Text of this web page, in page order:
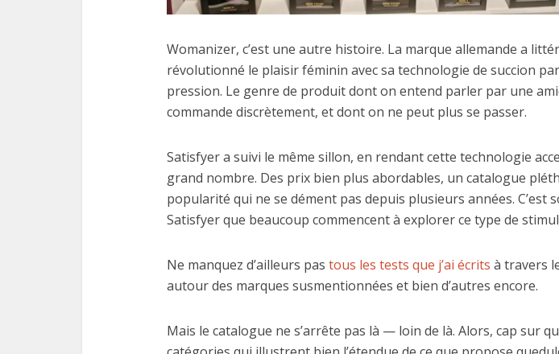
Womanizer, c’est une autre histoire. La marque allemande a
révolutionné le plaisir féminin avec sa technologie de succion
pression. Le genre de produit dont on entend parler par une
commande discrètement, et dont on ne peut plus se passer.
Satisfyer a suivi le même sillon, en rendant cette technologie
grand nombre. Des prix bien plus abordables, un catalogue
popularité qui ne se dément pas depuis plusieurs années. C’est
Satisfyer que beaucoup commencent à explorer ce type de
Ne manquez d’ailleurs pas tous les tests que j’ai écrits à travers
autour des marques susmentionnées et bien d’autres encore.
Mais le catalogue ne s’arrête pas là — loin de là. Alors, cap sur